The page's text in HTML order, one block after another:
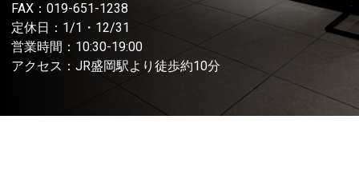
FAX：019-651-1238
定休日：1/1・12/31
営業時間：10:30-19:00
アクセス：JR盛岡駅より徒歩約10分